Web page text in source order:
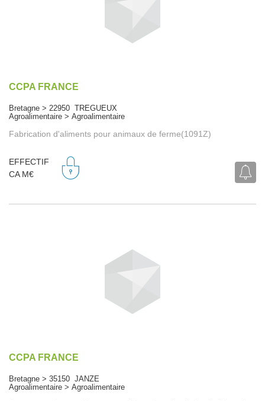
CCPA FRANCE
Bretagne > 22950 TREGUEUX
Agroalimentaire > Agroalimentaire
Fabrication d'aliments pour animaux de ferme(1091Z)
EFFECTIF
CA M€
CCPA FRANCE
Bretagne > 35150 JANZE
Agroalimentaire > Agroalimentaire